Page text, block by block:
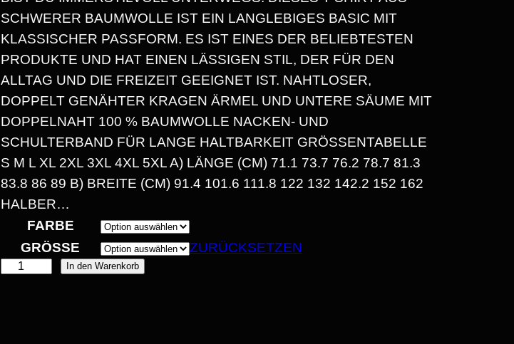
S
S
P
A
N
SCHWERER BAUMWOLLE IST EIN LANGLEBIGES BASIC MIT
KLASSISCHER PASSFORM. ES IST EINES DER BELIEBTESTEN
PRODUKTE UND HAT EINEN LÄSSIGEN STIL, DER FÜR DEN
ALLTAG UND DIE FREIZEIT GEEIGNET IST. NAHTLOSER,
DOPPELT GENÄHTER KRAGEN ÄRMEL UND UNTERE SÄUME MIT
DOPPELNAHT 100 % BAUMWOLLE NACKEN- UND
SCHULTERBAND FÜR LANGE HALTBARKEIT GRÖSSENTABELLE S
M L XL 2XL 3XL 4XL 5XL A) LÄNGE (CM) 71.1 73.7 76.2 78.7 81.3 8
3.8 86 89 B) BREITE (CM) 91.4 101.6 111.8 122 132 142.2 152 162 H
ALBER…
FARBE
GRÖSSE
ZURÜCKSETZEN
In den Warenkorb